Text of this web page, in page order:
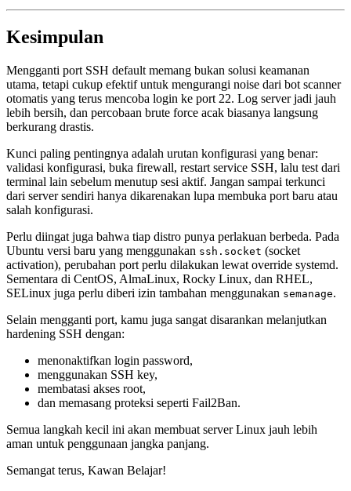
Kesimpulan
Mengganti port SSH default memang bukan solusi keamanan
utama, tetapi cukup efektif untuk mengurangi noise dari bot scanner
otomatis yang terus mencoba login ke port 22. Log server jadi jauh
lebih bersih, dan percobaan brute force acak biasanya langsung
berkurang drastis.
Kunci paling pentingnya adalah urutan konfigurasi yang benar:
validasi konfigurasi, buka firewall, restart service SSH, lalu test dari
terminal lain sebelum menutup sesi aktif. Jangan sampai terkunci
dari server sendiri hanya dikarenakan lupa membuka port baru atau
salah konfigurasi.
Perlu diingat juga bahwa tiap distro punya perlakuan berbeda. Pada
Ubuntu versi baru yang menggunakan ssh.socket (socket
activation), perubahan port perlu dilakukan lewat override systemd.
Sementara di CentOS, AlmaLinux, Rocky Linux, dan RHEL,
SELinux juga perlu diberi izin tambahan menggunakan semanage.
Selain mengganti port, kamu juga sangat disarankan melanjutkan
hardening SSH dengan:
menonaktifkan login password,
menggunakan SSH key,
membatasi akses root,
dan memasang proteksi seperti Fail2Ban.
Semua langkah kecil ini akan membuat server Linux jauh lebih
aman untuk penggunaan jangka panjang.
Semangat terus, Kawan Belajar!